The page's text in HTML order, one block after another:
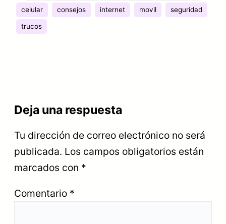
celular consejos internet movil seguridad
trucos
Deja una respuesta
Tu dirección de correo electrónico no será
publicada. Los campos obligatorios están
marcados con *
Comentario *